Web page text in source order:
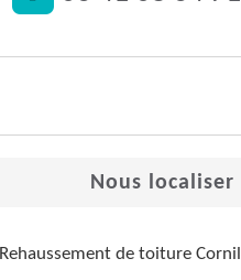
Nous localiser
Rehaussement de toiture